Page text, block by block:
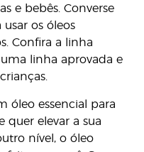
e bebês. Converse
os óleos
Confira a linha
linha aprovada e
óleo essencial para
quer elevar a sua
nível, o óleo